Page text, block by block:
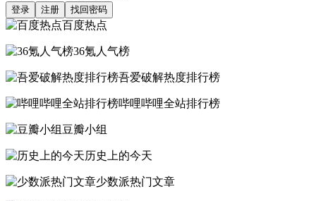
登录 注册 找回密码
百度热点
36氪人气榜
吾爱破解热度排行榜
哔哩哔哩全站排行榜
豆瓣小组
历史上的今天
少数派热门文章